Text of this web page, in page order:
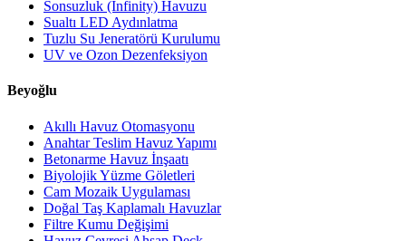
Sonsuzluk (Infinity) Havuzu
Sualtı LED Aydınlatma
Tuzlu Su Jeneratörü Kurulumu
UV ve Ozon Dezenfeksiyon
Beyoğlu
Akıllı Havuz Otomasyonu
Anahtar Teslim Havuz Yapımı
Betonarme Havuz İnşaatı
Biyolojik Yüzme Göletleri
Cam Mozaik Uygulaması
Doğal Taş Kaplamalı Havuzlar
Filtre Kumu Değişimi